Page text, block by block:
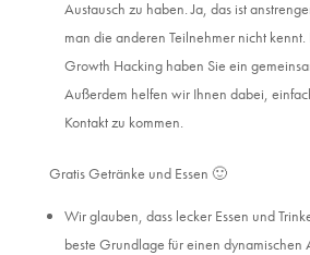
Austausch zu haben. Ja, das ist
man die anderen Teilnehmer nicht
Growth Hacking haben Sie ein
Außerdem helfen wir Ihnen dabei,
Kontakt zu kommen.
Gratis Getränke und Essen 🙂
Wir glauben, dass lecker Essen und
beste Grundlage für einen dynamischen